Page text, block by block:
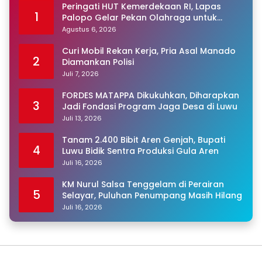
1
Peringati HUT Kemerdekaan RI, Lapas
Palopo Gelar Pekan Olahraga untuk
Warga Binaan
Agustus 6, 2026
2
Curi Mobil Rekan Kerja, Pria Asal Manado
Diamankan Polisi
Juli 7, 2026
3
FORDES MATAPPA Dikukuhkan, Diharapkan
Jadi Fondasi Program Jaga Desa di Luwu
Juli 13, 2026
4
Tanam 2.400 Bibit Aren Genjah, Bupati
Luwu Bidik Sentra Produksi Gula Aren
Juli 16, 2026
5
KM Nurul Salsa Tenggelam di Perairan
Selayar, Puluhan Penumpang Masih Hilang
Juli 16, 2026